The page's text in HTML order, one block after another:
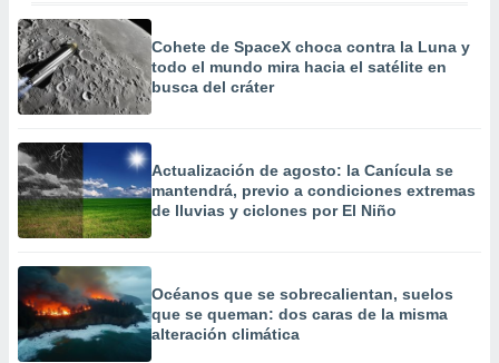
Cohete de SpaceX choca contra la Luna y
todo el mundo mira hacia el satélite en
busca del cráter
Actualización de agosto: la Canícula se
mantendrá, previo a condiciones extremas
de lluvias y ciclones por El Niño
Océanos que se sobrecalientan, suelos
que se queman: dos caras de la misma
alteración climática